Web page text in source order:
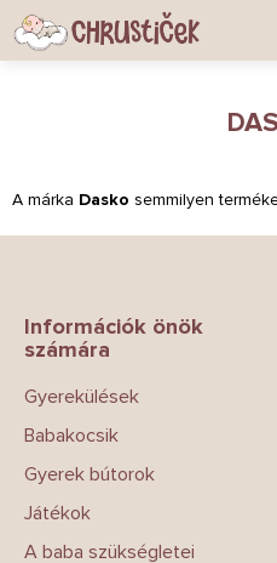
Ugrás
fő
A márka Dasko semmilyen
Információk önök
számára
Gyerekülések
Babakocsik
Gyerek bútorok
Játékok
A baba szükségletei